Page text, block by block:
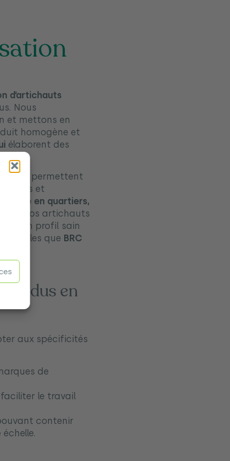
d’artichauts
Nous
et mettons en
homogène et
élaborent des
qui permettent
pertes et
en quartiers,
Nos artichauts
un profil sain
telles que BRC
en
aux spécificités
de
le travail
contenir